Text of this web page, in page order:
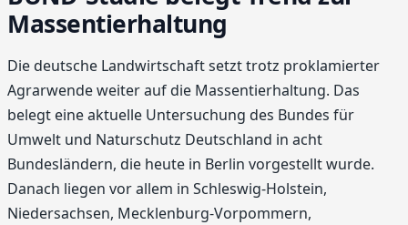
Massentierhaltung
Die deutsche Landwirtschaft setzt trotz proklamierter
Agrarwende weiter auf die Massentierhaltung. Das
belegt eine aktuelle Untersuchung des Bundes für
Umwelt und Naturschutz Deutschland in acht
Bundesländern, die heute in Berlin vorgestellt wurde.
Danach liegen vor allem in Schleswig-Holstein,
Niedersachsen, Mecklenburg-Vorpommern,